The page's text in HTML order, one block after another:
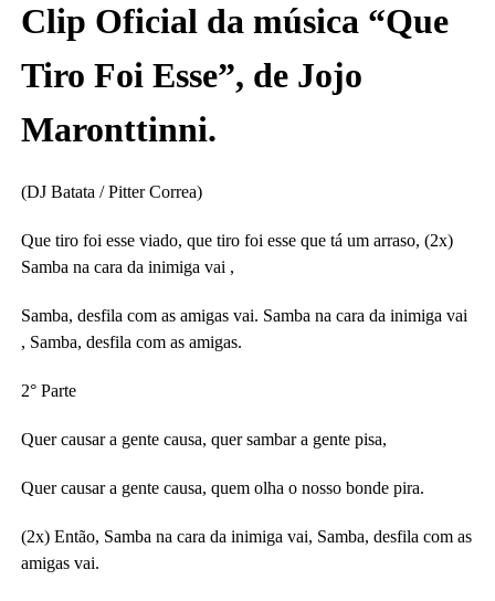
Clip Oficial da música “Que
Tiro Foi Esse”, de Jojo
Maronttinni.
(DJ Batata / Pitter Correa)
Que tiro foi esse viado, que tiro foi esse que tá um arraso, (2x)
Samba na cara da inimiga vai ,
Samba, desfila com as amigas vai. Samba na cara da inimiga vai
, Samba, desfila com as amigas.
2° Parte
Quer causar a gente causa, quer sambar a gente pisa,
Quer causar a gente causa, quem olha o nosso bonde pira.
(2x) Então, Samba na cara da inimiga vai, Samba, desfila com as
amigas vai.